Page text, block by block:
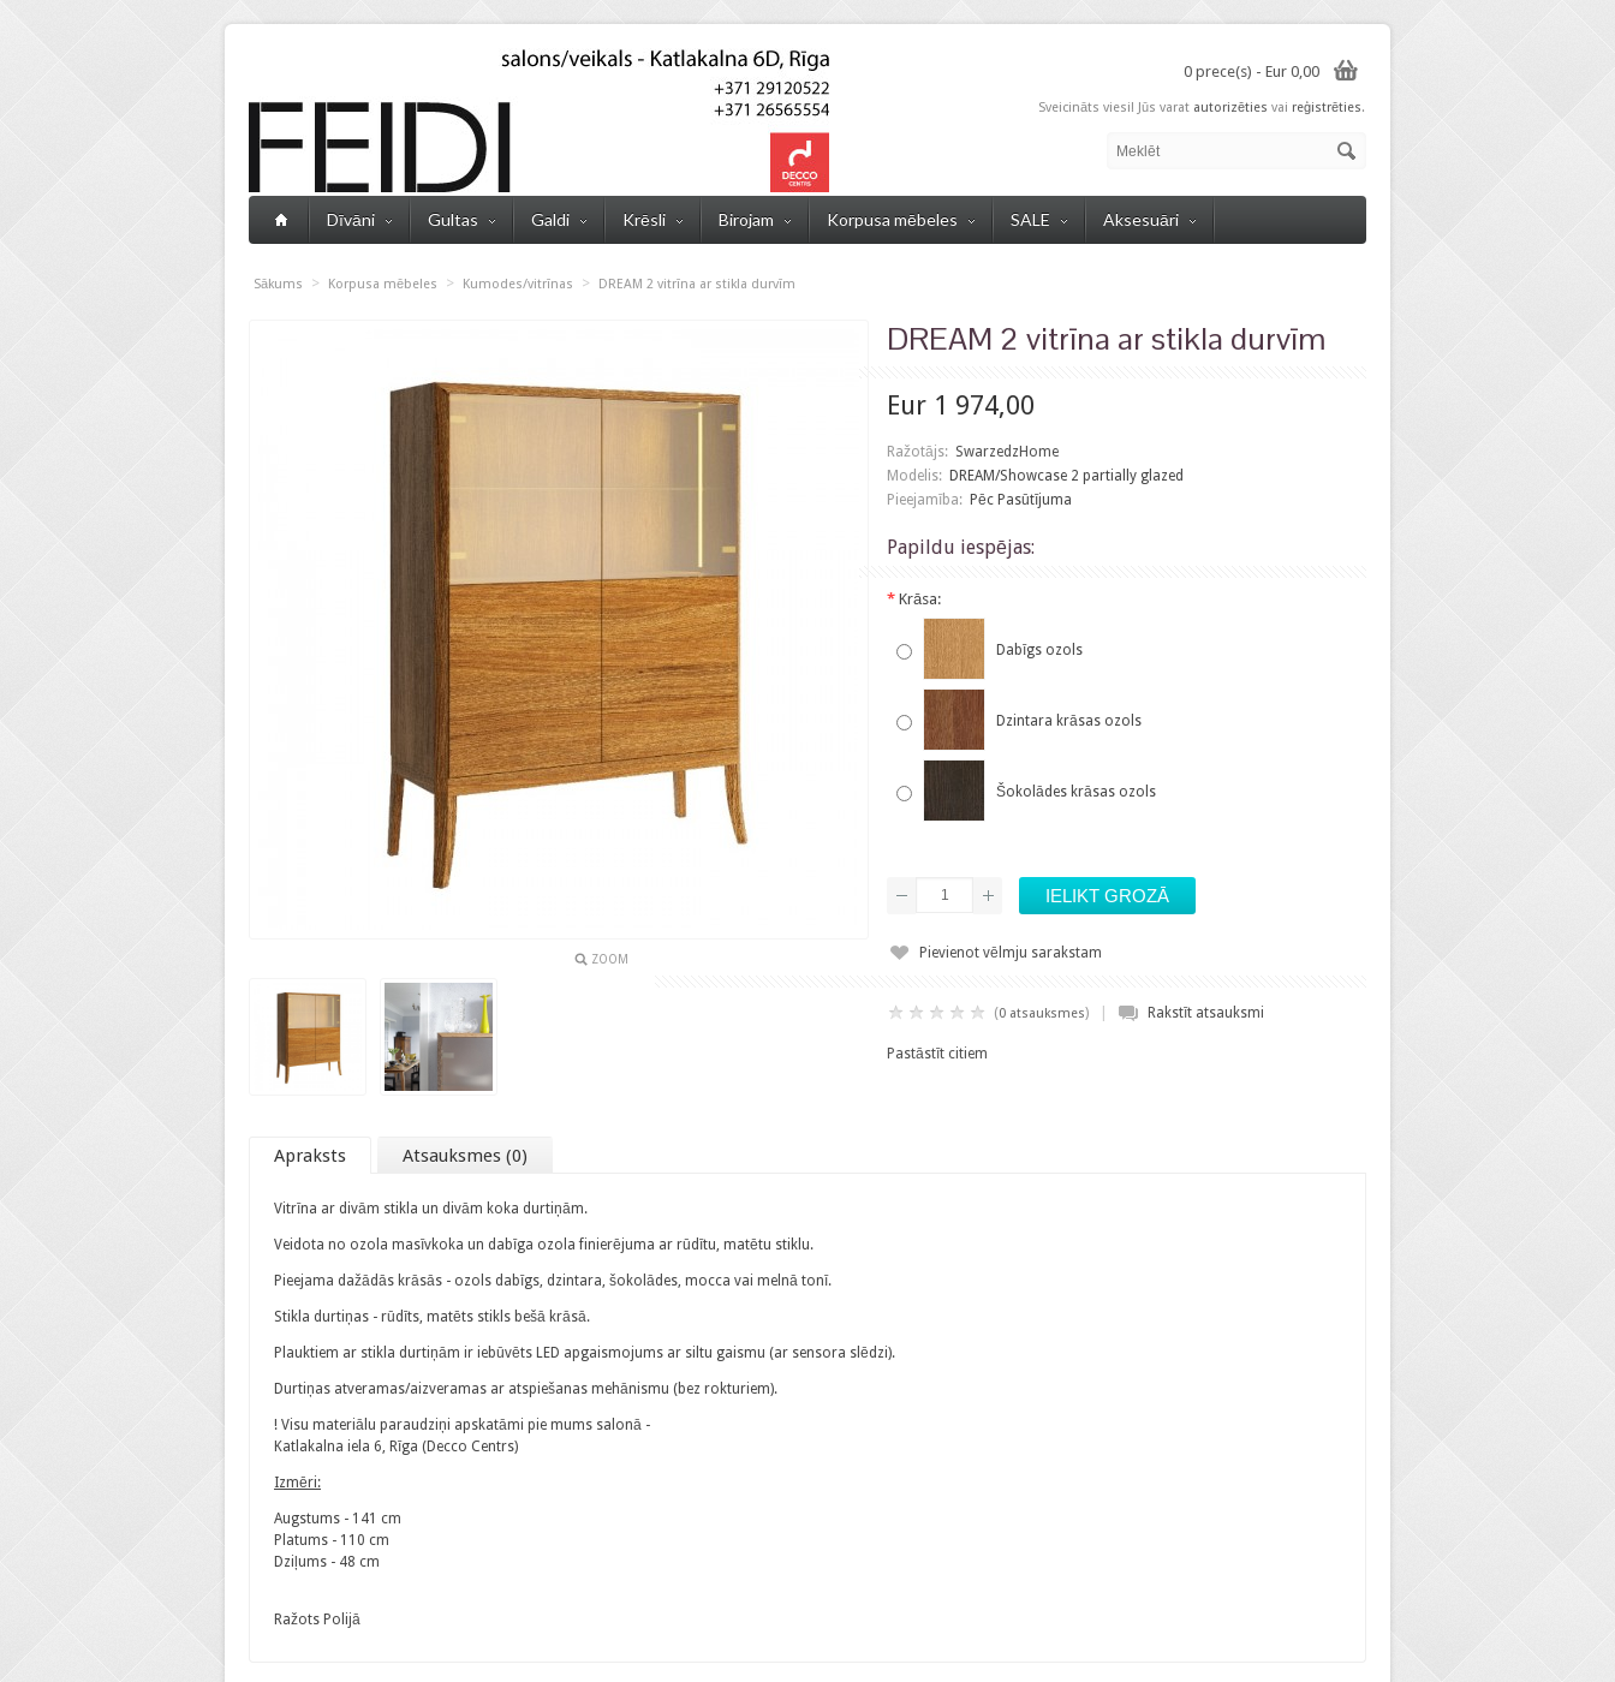
Sveicināts viesi! Jūs varat autorizēties vai reģistrēties.
0 prece(s) - Eur 0,00
Dīvāni Gultas Galdi Krēsli Birojam Korpusa mēbeles SALE Aksesuāri
Sākums > Korpusa mēbeles > Kumodes/vitrīnas > DREAM 2 vitrīna ar stikla durvīm
ZOOM
DREAM 2 vitrīna ar stikla durvīm
Eur 1 974,00
Ražotājs: SwarzedzHome
Modelis: DREAM/Showcase 2 partially glazed
Pieejamība: Pēc Pasūtījuma
Papildu iespējas:
* Krāsa:
Dabīgs ozols
Dzintara krāsas ozols
Šokolādes krāsas ozols
Pievienot vēlmju sarakstam
(0 atsauksmes) Rakstīt atsauksmi
Pastāstīt citiem
Apraksts Atsauksmes (0)
Vitrīna ar divām stikla un divām koka durtiņām.
Veidota no ozola masīvkoka un dabīga ozola finierējuma ar rūdītu, matētu stiklu.
Pieejama dažādās krāsās - ozols dabīgs, dzintara, šokolādes, mocca vai melnā tonī.
Stikla durtiņas - rūdīts, matēts stikls bešā krāsā.
Plauktiem ar stikla durtiņām ir iebūvēts LED apgaismojums ar siltu gaismu (ar sensora slēdzi).
Durtiņas atveramas/aizveramas ar atspiešanas mehānismu (bez rokturiem).
! Visu materiālu paraudziņi apskatāmi pie mums salonā -
Katlakalna iela 6, Rīga (Decco Centrs)
Izmēri:
Augstums - 141 cm
Platums - 110 cm
Dziļums - 48 cm
Ražots Polijā